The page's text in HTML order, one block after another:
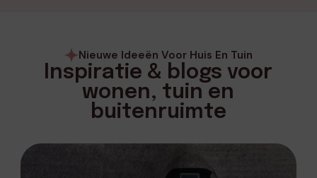
Nieuwe Ideeën Voor Huis En Tuin
Inspiratie & blogs voor
wonen, tuin en
buitenruimte